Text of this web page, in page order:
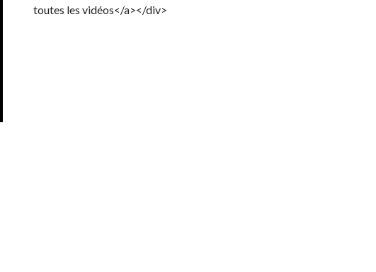
toutes les vidéos</a></div>